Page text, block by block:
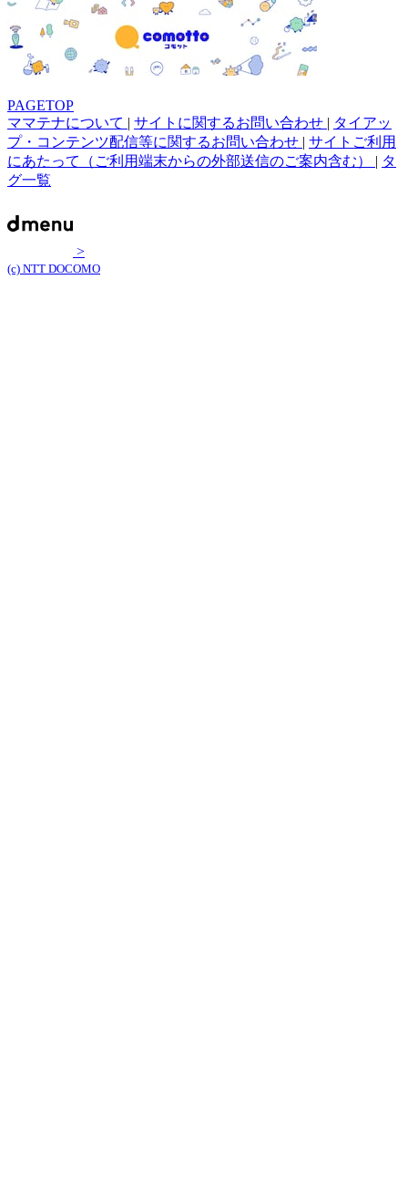
PAGETOP
ママテナについて | サイトに関するお問い合わせ | タイアッ
プ・コンテンツ配信等に関するお問い合わせ | サイトご利用
にあたって（ご利用端末からの外部送信のご案内含む） | タ
グ一覧
>
(c) NTT DOCOMO